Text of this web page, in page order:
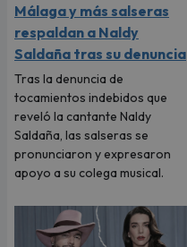
Málaga y más salseras
respaldan a Naldy
Saldaña tras su denuncia
Tras la denuncia de
tocamientos indebidos que
reveló la cantante Naldy
Saldaña, las salseras se
pronunciaron y expresaron
apoyo a su colega musical.